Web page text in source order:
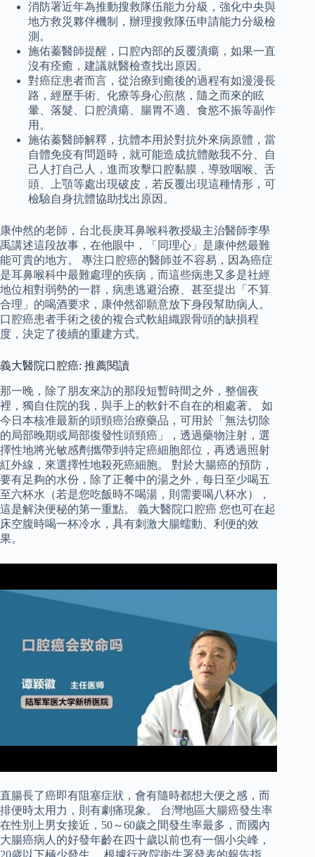
消防署近年為推動搜救隊伍能力分級，強化中央與
地方救災夥伴機制，辦理搜救隊伍申請能力分級檢
測。
施佑蓁醫師提醒，口腔內部的反覆潰瘍，如果一直
沒有痊癒，建議就醫檢查找出原因。
對癌症患者而言，從治療到癒後的過程有如漫漫長
路，經歷手術、化療等身心煎熬，隨之而來的眩
暈、落髮、口腔潰瘍、腸胃不適、食慾不振等副作
用。
施佑蓁醫師解釋，抗體本用於對抗外來病原體，當
自體免疫有問題時，就可能造成抗體敵我不分、自
己人打自己人，進而攻擊口腔黏膜，導致咽喉、舌
頭、上顎等處出現破皮，若反覆出現這種情形，可
檢驗自身抗體協助找出原因。
康仲然的老師，台北長庚耳鼻喉科教授級主治醫師李學
禹講述這段故事，在他眼中，「同理心」是康仲然最難
能可貴的地方。 專注口腔癌的醫師並不容易，因為癌症
是耳鼻喉科中最難處理的疾病，而這些病患又多是社經
地位相對弱勢的一群，病患逃避治療、甚至提出「不算
合理」的喝酒要求，康仲然卻願意放下身段幫助病人。
口腔癌患者手術之後的複合式軟組織跟骨頭的缺損程
度，決定了後續的重建方式。
義大醫院口腔癌: 推薦閱讀
那一晚，除了朋友來訪的那段短暫時間之外，整個夜
裡，獨自住院的我，與手上的軟針不自在的相處著。 如
今日本核准最新的頭頸癌治療藥品，可用於「無法切除
的局部晚期或局部復發性頭頸癌」，透過藥物注射，選
擇性地將光敏感劑攜帶到特定癌細胞部位，再透過照射
紅外線，來選擇性地殺死癌細胞。 對於大腸癌的預防，
要有足夠的水份，除了正餐中的湯之外，每日至少喝五
至六杯水（若是您吃飯時不喝湯，則需要喝八杯水），
這是解決便秘的第一重點。 義大醫院口腔癌 您也可在起
床空腹時喝一杯冷水，具有刺激大腸蠕動、利便的效
果。
直腸長了癌即有阻塞症狀，會有隨時都想大便之感，而
排便時太用力，則有劇痛現象。 台灣地區大腸癌發生率
在性別上男女接近，50～60歲之間發生率最多，而國內
大腸癌病人的好發年齡在四十歲以前也有一個小尖峰，
20歲以下極少發生。 根據行政院衛生署發表的報告指